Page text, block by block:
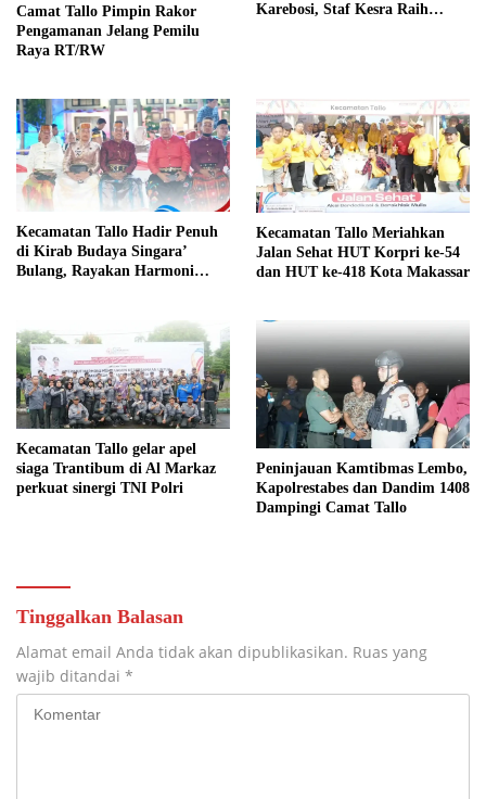
Camat Tallo Pimpin Rakor
Pengamanan Jelang Pemilu
Raya RT/RW
Karebosi, Staf Kesra Raih
Kecamatan Tallo Hadir Penuh
di Kirab Budaya Singara’
Bulang, Rayakan Harmoni
Kecamatan Tallo Meriahkan
Jalan Sehat HUT Korpri ke-54
dan HUT ke-418 Kota Makassar
Kecamatan Tallo gelar apel
siaga Trantibum di Al Markaz
perkuat sinergi TNI Polri
Peninjauan Kamtibmas Lembo,
Kapolrestabes dan Dandim 1408
Dampingi Camat Tallo
Tinggalkan Balasan
Alamat email Anda tidak akan dipublikasikan. Ruas yang
wajib ditandai *